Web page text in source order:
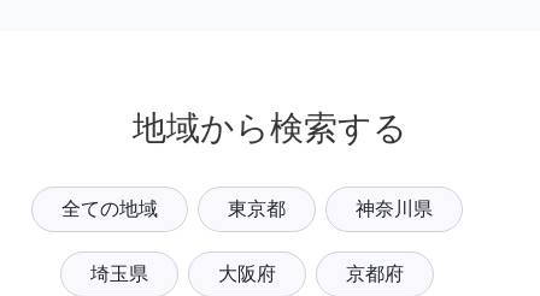
地域から検索する
全ての地域 東京都 神奈川県
埼玉県 大阪府 京都府